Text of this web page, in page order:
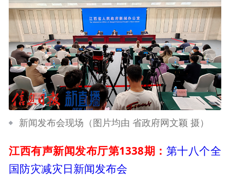
新闻发布会现场（图片均由 省政府网文颖 摄）
江西有声新闻发布厅第1338期： 第十八个全
国防灾减灾日新闻发布会